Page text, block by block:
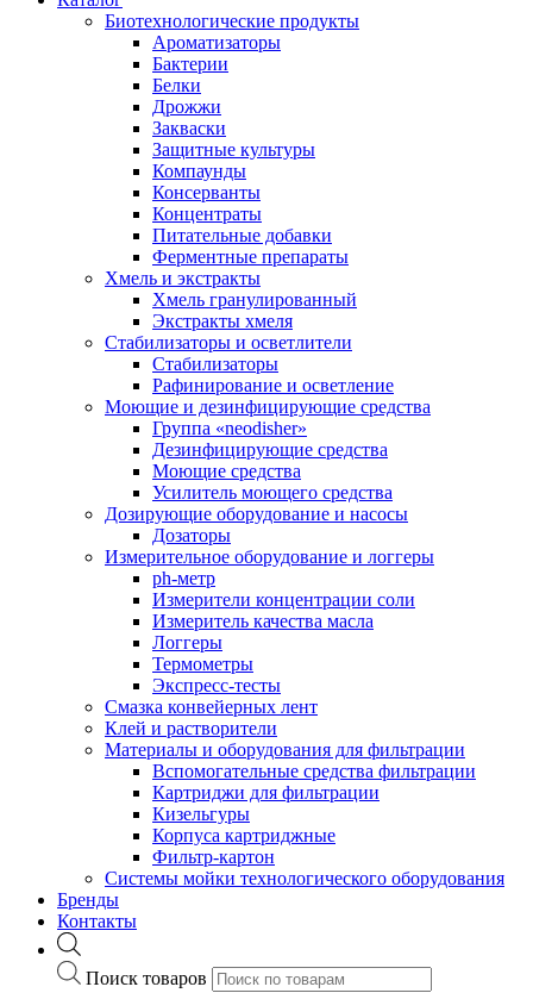
Биотехнологические продукты
Ароматизаторы
Бактерии
Белки
Дрожжи
Закваски
Защитные культуры
Компаунды
Консерванты
Концентраты
Питательные добавки
Ферментные препараты
Хмель и экстракты
Хмель гранулированный
Экстракты хмеля
Cтабилизаторы и осветлители
Стабилизаторы
Рафинирование и осветление
Моющие и дезинфицирующие средства
Группа «neodisher»
Дезинфицирующие средства
Моющие средства
Усилитель моющего средства
Дозирующие оборудование и насосы
Дозаторы
Измерительное оборудование и логгеры
ph-метр
Измерители концентрации соли
Измеритель качества масла
Логгеры
Термометры
Экспресс-тесты
Cмазка конвейерных лент
Клей и растворители
Материалы и оборудования для фильтрации
Вспомогательные средства фильтрации
Картриджи для фильтрации
Кизельгуры
Корпуса картриджные
Фильтр-картон
Системы мойки технологического оборудования
Бренды
Контакты
Поиск товаров